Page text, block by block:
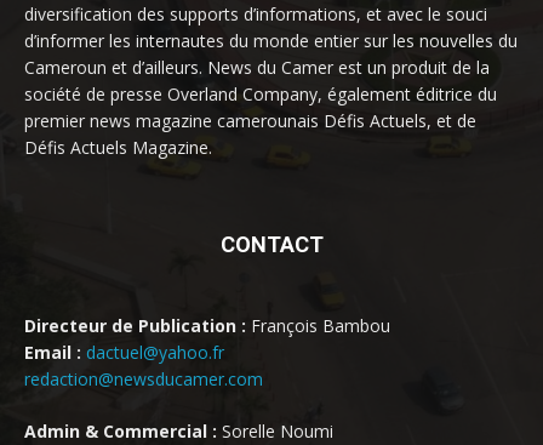
diversification des supports d’informations, et avec le souci
d’informer les internautes du monde entier sur les nouvelles du
Cameroun et d’ailleurs. News du Camer est un produit de la
société de presse Overland Company, également éditrice du
premier news magazine camerounais Défis Actuels, et de
Défis Actuels Magazine.
CONTACT
Directeur de Publication : François Bambou
Email : dactuel@yahoo.fr
redaction@newsducamer.com
Admin & Commercial : Sorelle Noumi